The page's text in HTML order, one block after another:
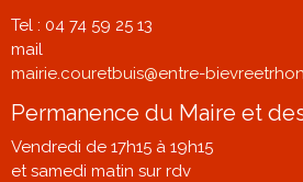
Tel : 04 74 59 25 13
mail
mairie.couretbuis@entre-
Permanence du Maire et
Vendredi de 17h15 à 19h15
et samedi matin sur rdv